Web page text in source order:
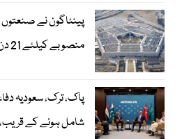
پینٹاگون نے صنعتوں
منصوبے کیلئے 21 دن کا وقت دے دیا
پاک، ترک، سعودیہ
شامل ہونے کے قریب،